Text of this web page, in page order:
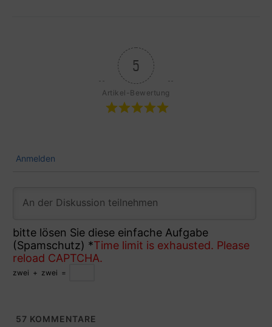
5
Artikel-Bewertung
Anmelden
bitte lösen Sie diese einfache Aufgabe
(Spamschutz) *Time limit is exhausted. Please
reload CAPTCHA.
zwei + zwei =
57 KOMMENTARE